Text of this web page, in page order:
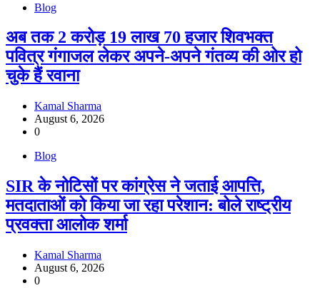
Blog
अब तक 2 करोड़ 19 लाख 70 हजार शिवभक्त
पवित्र गंगाजल लेकर अपने-अपने गंतव्य की ओर हो
चुके हैं रवाना
Kamal Sharma
August 6, 2026
0
Blog
SIR के नोटिसों पर कांग्रेस ने जताई आपत्ति,
मतदाताओं को किया जा रहा परेशान: बोले राष्ट्रीय
प्रवक्ता आलोक शर्मा
Kamal Sharma
August 6, 2026
0